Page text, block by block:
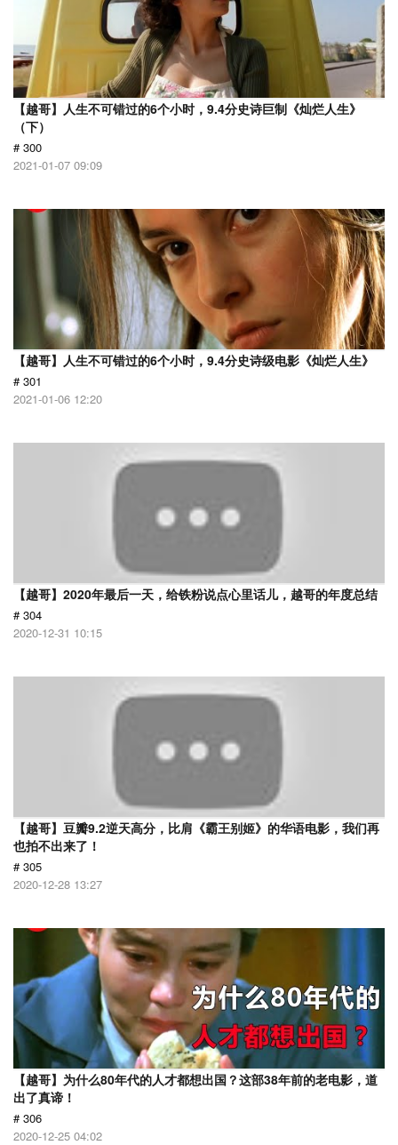
【越哥】人生不可错过的6个小时，9.4分史诗巨制《灿烂人生》
（下）
# 300
2021-01-07 09:09
【越哥】人生不可错过的6个小时，9.4分史诗级电影《灿烂人生》
# 301
2021-01-06 12:20
【越哥】2020年最后一天，给铁粉说点心里话儿，越哥的年度总结
# 304
2020-12-31 10:15
【越哥】豆瓣9.2逆天高分，比肩《霸王别姬》的华语电影，我们再
也拍不出来了！
# 305
2020-12-28 13:27
【越哥】为什么80年代的人才都想出国？这部38年前的老电影，道
出了真谛！
# 306
2020-12-25 04:02